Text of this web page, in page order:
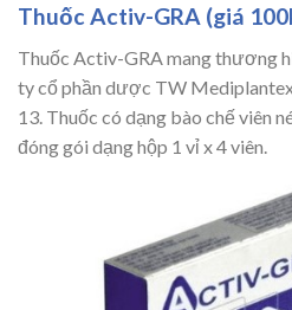
Thuốc Activ-GRA (giá
Thuốc Activ-GRA mang thương
ty cổ phần dược TW
13. Thuốc có dạng bào chế viên
đóng gói dạng hộp 1 vỉ x 4 viên.